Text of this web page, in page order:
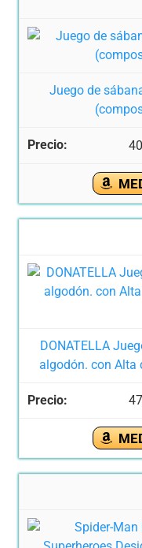
Juego de
DONATELLA
algodón. con Alta